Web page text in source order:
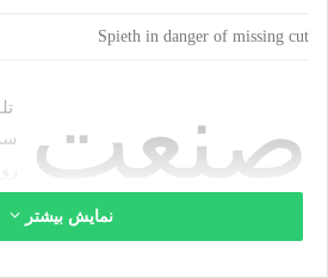
Spieth in danger of missing cut
صنعت
و دیگر ویژگی های سخت افزاری و نرم
نمایش بیشتر